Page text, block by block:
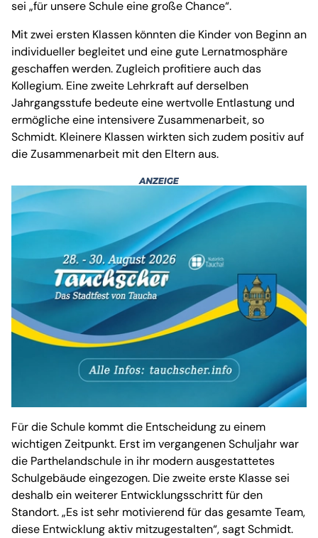
sei „für unsere Schule eine große Chance“.
Mit zwei ersten Klassen könnten die Kinder von Beginn an
individueller begleitet und eine gute Lernatmosphäre
geschaffen werden. Zugleich profitiere auch das
Kollegium. Eine zweite Lehrkraft auf derselben
Jahrgangsstufe bedeute eine wertvolle Entlastung und
ermögliche eine intensivere Zusammenarbeit, so
Schmidt. Kleinere Klassen wirkten sich zudem positiv auf
die Zusammenarbeit mit den Eltern aus.
Für die Schule kommt die Entscheidung zu einem
wichtigen Zeitpunkt. Erst im vergangenen Schuljahr war
die Parthelandschule in ihr modern ausgestattetes
Schulgebäude eingezogen. Die zweite erste Klasse sei
deshalb ein weiterer Entwicklungsschritt für den
Standort. „Es ist sehr motivierend für das gesamte Team,
diese Entwicklung aktiv mitzugestalten“, sagt Schmidt.